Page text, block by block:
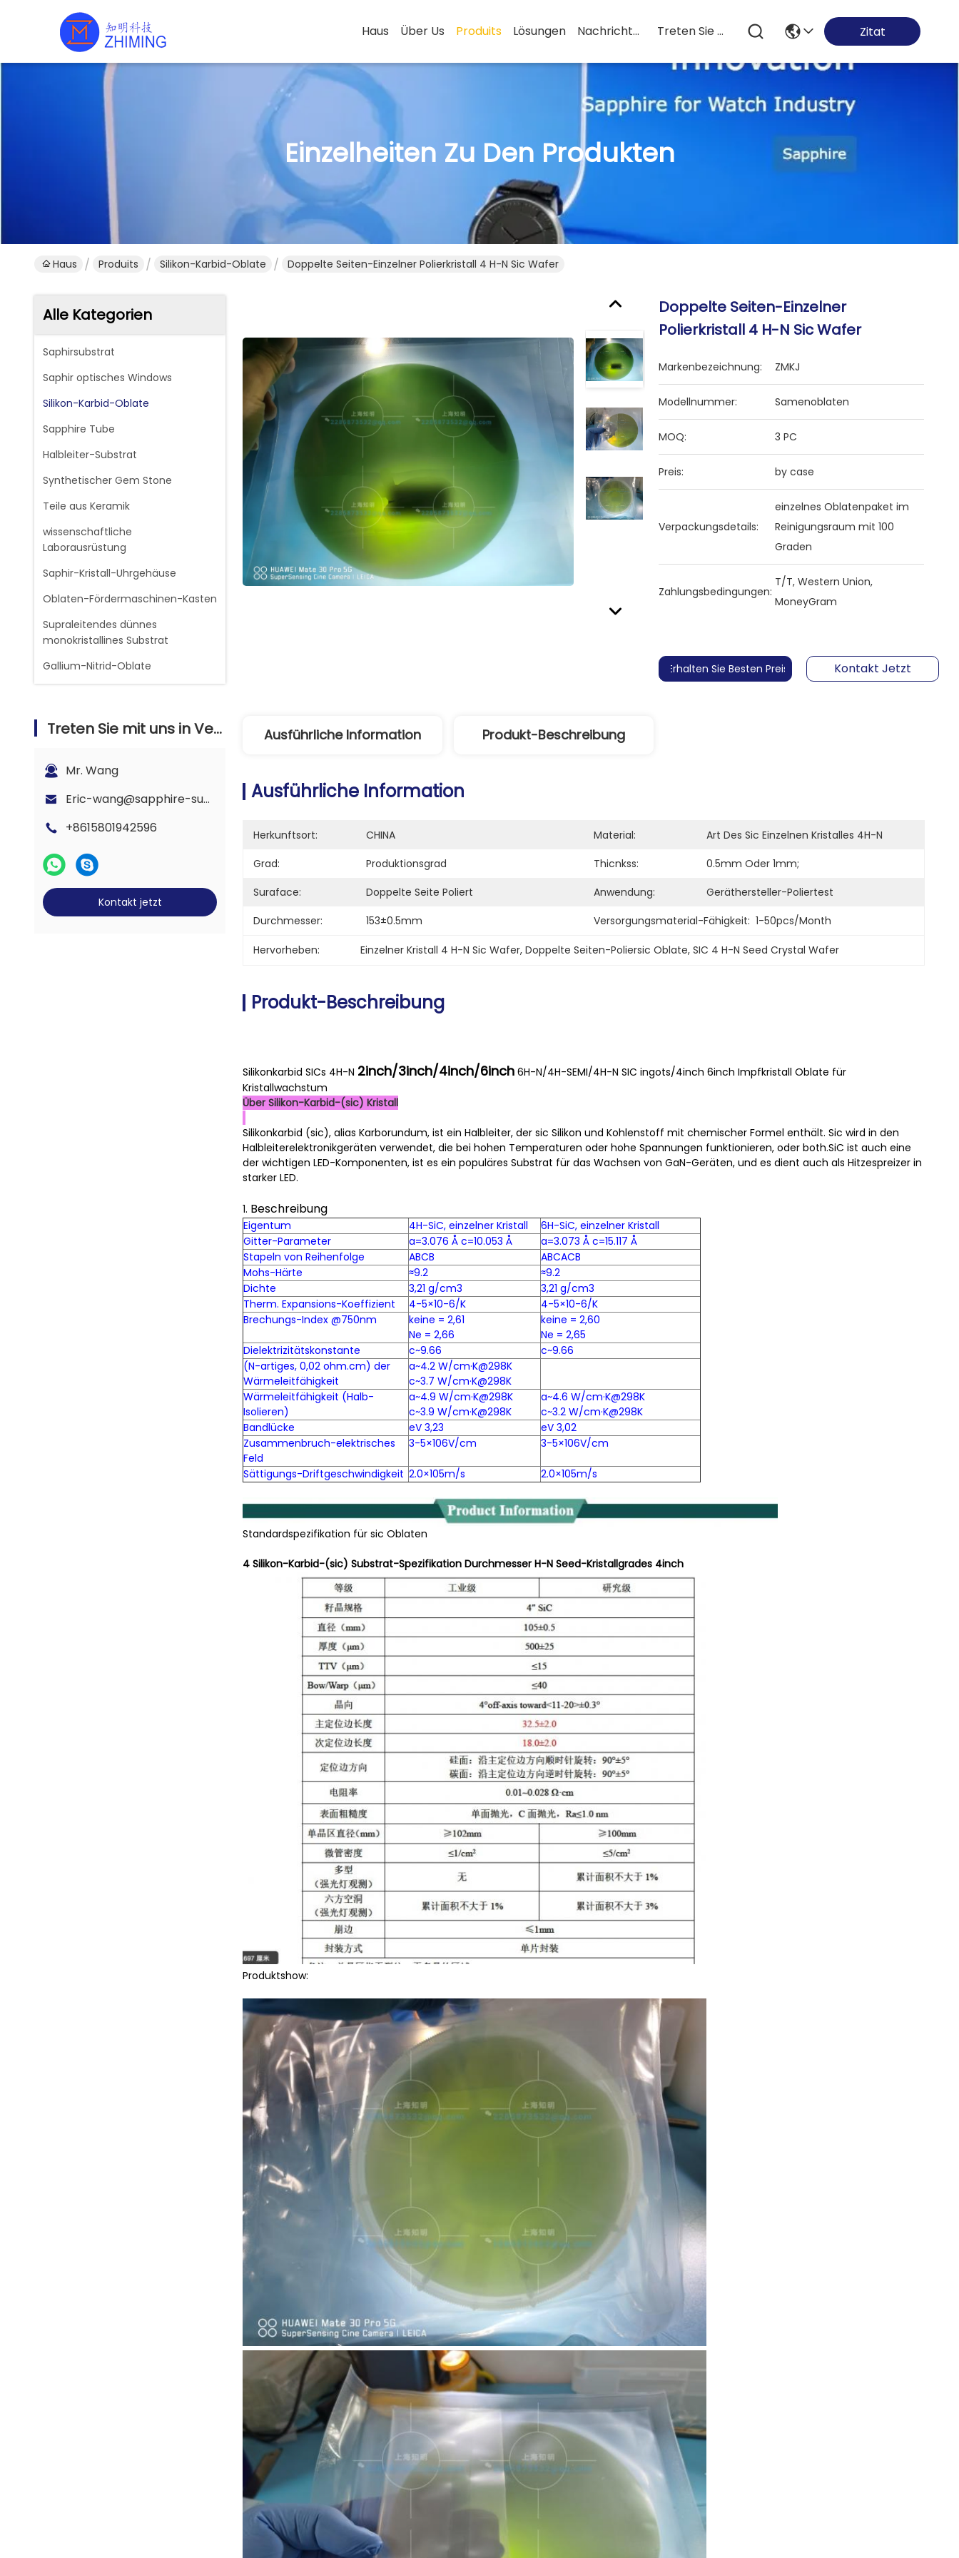
Haus Über Us Produits Lösungen Nachrichten Treten Sie Mit Uns In Verbindung Zitat
Einzelheiten Zu Den Produkten
Haus Produits Silikon-Karbid-Oblate Doppelte Seiten-Einzelner Polierkristall 4 H-N Sic Wafer
Alle Kategorien
Saphirsubstrat
Saphir optisches Windows
Silikon-Karbid-Oblate
Sapphire Tube
Halbleiter-Substrat
Synthetischer Gem Stone
Teile aus Keramik
wissenschaftliche
Laborausrüstung
Saphir-Kristall-Uhrgehäuse
Oblaten-Fördermaschinen-Kasten
Supraleitendes dünnes
monokristallines Substrat
Gallium-Nitrid-Oblate
Treten Sie mit uns in Verbindung
Mr. Wang
Eric-wang@sapphire-substrate.com
+8615801942596
Kontakt jetzt
Doppelte Seiten-Einzelner
Polierkristall 4 H-N Sic Wafer
Markenbezeichnung: ZMKJ
Modellnummer: Samenoblaten
MOQ: 3 PC
Preis: by case
Verpackungsdetails:
einzelnes Oblatenpaket im
Reinigungsraum mit 100
Graden
Zahlungsbedingungen:
T/T, Western Union,
MoneyGram
Erhalten Sie Besten Preis Kontakt Jetzt
Ausführliche Information Produkt-Beschreibung
Ausführliche Information
Herkunftsort: CHINA Material:
Art Des Sic Einzelnen Kristalles 4H-N
Grad:
Produktionsgrad Thicnkss:
0.5mm Oder 1mm;
Suraface:
Doppelte Seite Poliert Anwendung:
Geräthersteller-Poliertest
Durchmesser:
153±0.5mm Versorgungsmaterial-Fähigkeit: 1-50pcs/month
Hervorheben: Einzelner Kristall 4 H-N Sic Wafer, Doppelte Seiten-Poliersic Oblate, SIC 4 H-N Seed Crystal Wafer
Produkt-Beschreibung
Silikonkarbid SICs 4H-N 2inch/3inch/4inch/6inch 6H-N/4H-SEMI/4H-N SIC ingots/4inch 6inch Impfkristall Oblate für
Kristallwachstum
Über Silikon-Karbid-(sic) Kristall
Silikonkarbid (sic), alias Karborundum, ist ein Halbleiter, der sic Silikon und Kohlenstoff mit chemischer Formel enthält. Sic wird in den
Halbleiterelektronikgeräten verwendet, die bei hohen Temperaturen oder hohe Spannungen funktionieren, oder both.SiC ist auch eine
der wichtigen LED-Komponenten, ist es ein populäres Substrat für das Wachsen von GaN-Geräten, und es dient auch als Hitzespreizer in
starker LED.
1. Beschreibung
Eigentum 4H-SiC, einzelner Kristall
6H-SiC, einzelner Kristall
Gitter-Parameter
a=3.076 Å c=10.053 Å
a=3.073 Å c=15.117 Å
Stapeln von Reihenfolge
ABCB
ABCACB
Mohs-Härte
≈9.2
≈9.2
Dichte
3,21 g/cm3
3,21 g/cm3
Therm. Expansions-Koeffizient
4-5×10-6/K
4-5×10-6/K
Brechungs-Index @750nm
keine = 2,61
Ne = 2,66
keine = 2,60
Ne = 2,65
Dielektrizitätskonstante
c~9.66
c~9.66
(N-artiges, 0,02 ohm.cm) der
Wärmeleitfähigkeit
a~4.2 W/cm·K@298K
c~3.7 W/cm·K@298K
Wärmeleitfähigkeit (Halb-
Isolieren)
a~4.9 W/cm·K@298K
c~3.9 W/cm·K@298K
a~4.6 W/cm·K@298K
c~3.2 W/cm·K@298K
Bandlücke
eV 3,23
eV 3,02
Zusammenbruch-elektrisches
Feld
3-5×106V/cm 3-5×106V/cm
Sättigungs-Driftgeschwindigkeit 2.0×105m/s 2.0×105m/s
Standardspezifikation für sic Oblaten
4 Silikon-Karbid-(sic) Substrat-Spezifikation Durchmesser H-N Seed-Kristallgrades 4inch
Produktshow: